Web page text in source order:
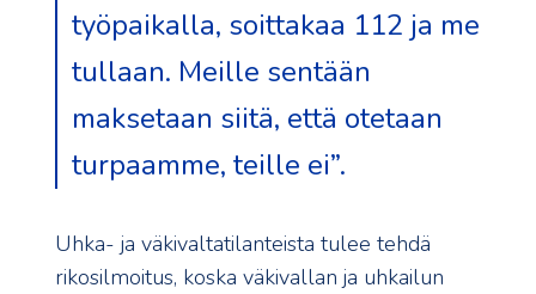
työpaikalla, soittakaa 112 ja me
tullaan. Meille sentään
maksetaan siitä, että otetaan
turpaamme, teille ei”.
Uhka- ja väkivaltatilanteista tulee tehdä
rikosilmoitus, koska väkivallan ja uhkailun